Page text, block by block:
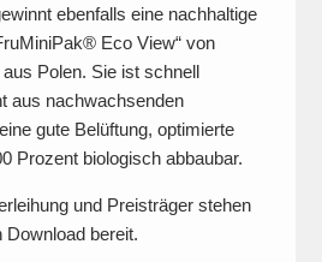
ebenfalls eine nachhaltige
Eco View“ von
Polen. Sie ist schnell
aus nachwachsenden
gute Belüftung, optimierte
Prozent biologisch abbaubar.
und Preisträger stehen
bereit.